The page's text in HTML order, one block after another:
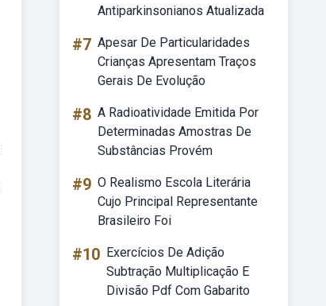
Antiparkinsonianos Atualizada
#7 Apesar De Particularidades
Crianças Apresentam Traços
Gerais De Evolução
#8 A Radioatividade Emitida Por
Determinadas Amostras De
Substâncias Provém
#9 O Realismo Escola Literária
Cujo Principal Representante
Brasileiro Foi
#10 Exercícios De Adição
Subtração Multiplicação E
Divisão Pdf Com Gabarito